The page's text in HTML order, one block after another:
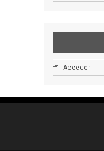
Acceder